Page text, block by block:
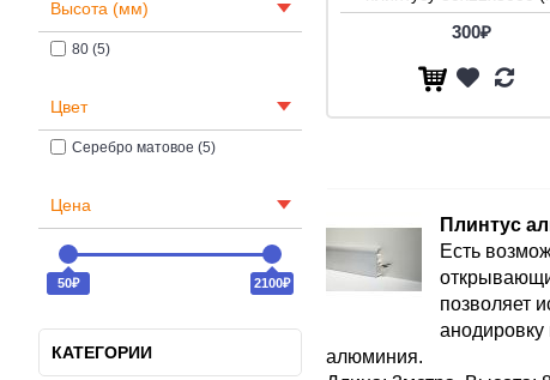
Высота (мм)
80 (5)
Цвет
Серебро матовое (5)
Цена
50₽ 2100₽
КАТЕГОРИИ
300₽
Плинтус
Есть
позволяет
анодировку
алюминия.